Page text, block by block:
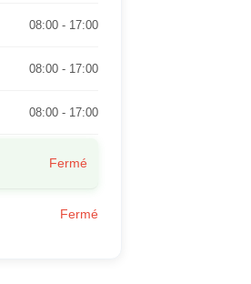
08:00 - 17:00
08:00 - 17:00
08:00 - 17:00
Fermé
Fermé